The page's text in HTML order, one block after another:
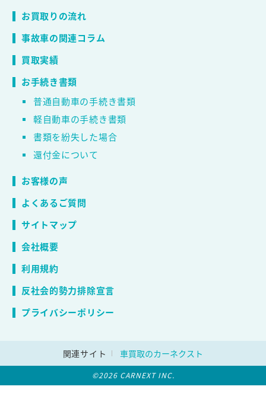
お買取りの流れ
事故車の関連コラム
買取実績
お手続き書類
普通自動車の手続き書類
軽自動車の手続き書類
書類を紛失した場合
還付金について
お客様の声
よくあるご質問
サイトマップ
会社概要
利用規約
反社会的勢力排除宣言
プライバシーポリシー
関連サイト 車買取のカーネクスト
©2026 CARNEXT INC.